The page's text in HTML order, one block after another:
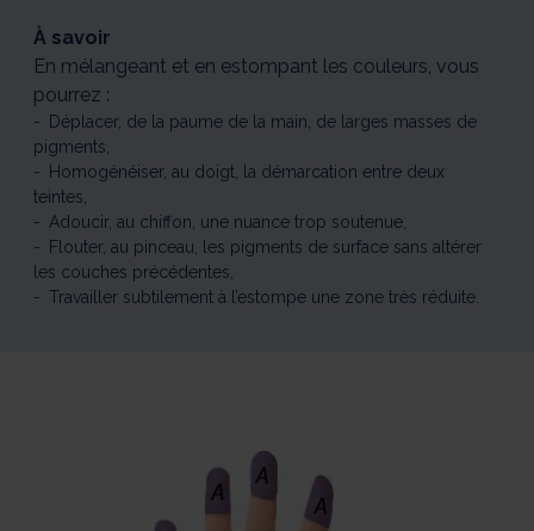
1/5 2/5 3/54/55/5
À savoir
En mélangeant et en estompant les couleurs, vous
pourrez :
Déplacer, de la paume de la main, de larges masses de
pigments,
Homogénéiser, au doigt, la démarcation entre deux
teintes,
Adoucir, au chiffon, une nuance trop soutenue,
Flouter, au pinceau, les pigments de surface sans altérer
les couches précédentes,
Travailler subtilement à l’estompe une zone très réduite.